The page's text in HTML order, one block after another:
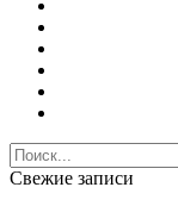
Свежие записи